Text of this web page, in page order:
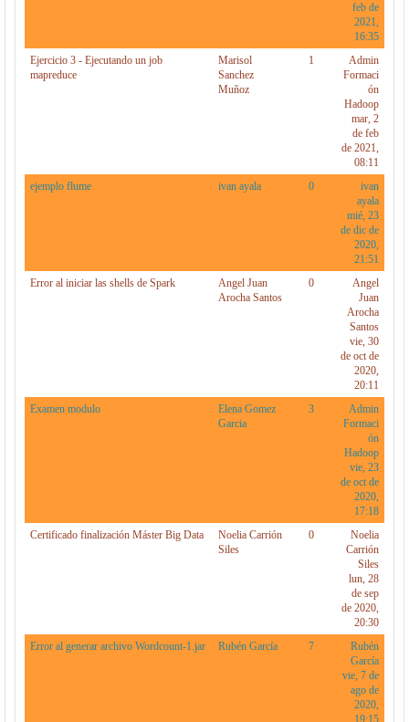
feb de
2021,
16:35
Ejercicio 3 - Ejecutando un job
mapreduce
Marisol
Sanchez
Muñoz
1
Admin
Formaci
ón
Hadoop
mar, 2
de feb
de 2021,
08:11
ejemplo flume
ivan ayala 0
ivan
ayala
mié, 23
de dic de
2020,
21:51
Error al iniciar las shells de Spark
Angel Juan
Arocha Santos
0
Angel
Juan
Arocha
Santos
vie, 30
de oct de
2020,
20:11
Examen modulo
Elena Gomez
Garcia
3
Admin
Formaci
ón
Hadoop
vie, 23
de oct de
2020,
17:18
Certificado finalización Máster Big Data
Noelia Carrión
Siles
0
Noelia
Carrión
Siles
lun, 28
de sep
de 2020,
20:30
Error al generar archivo Wordcount-1.jar
Rubén García 7
Rubén
García
vie, 7 de
ago de
2020,
19:15